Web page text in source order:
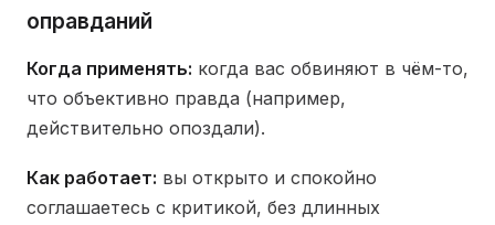
оправданий
Когда применять: когда вас обвиняют в чём-то,
что объективно правда (например,
действительно опоздали).
Как работает: вы открыто и спокойно
соглашаетесь с критикой, без длинных